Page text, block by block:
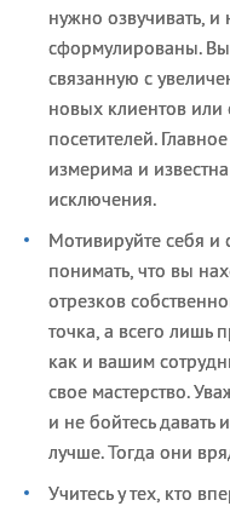
нужно озвучивать,
сформулированы. Вы
связанную с
новых клиентов
посетителей.
измерима и
исключения.
Мотивируйте себя и
понимать, что вы
отрезков
точка, а всего лишь
как и вашим
свое мастерство.
и не бойтесь давать
лучше. Тогда они
Учитесь у тех, кто